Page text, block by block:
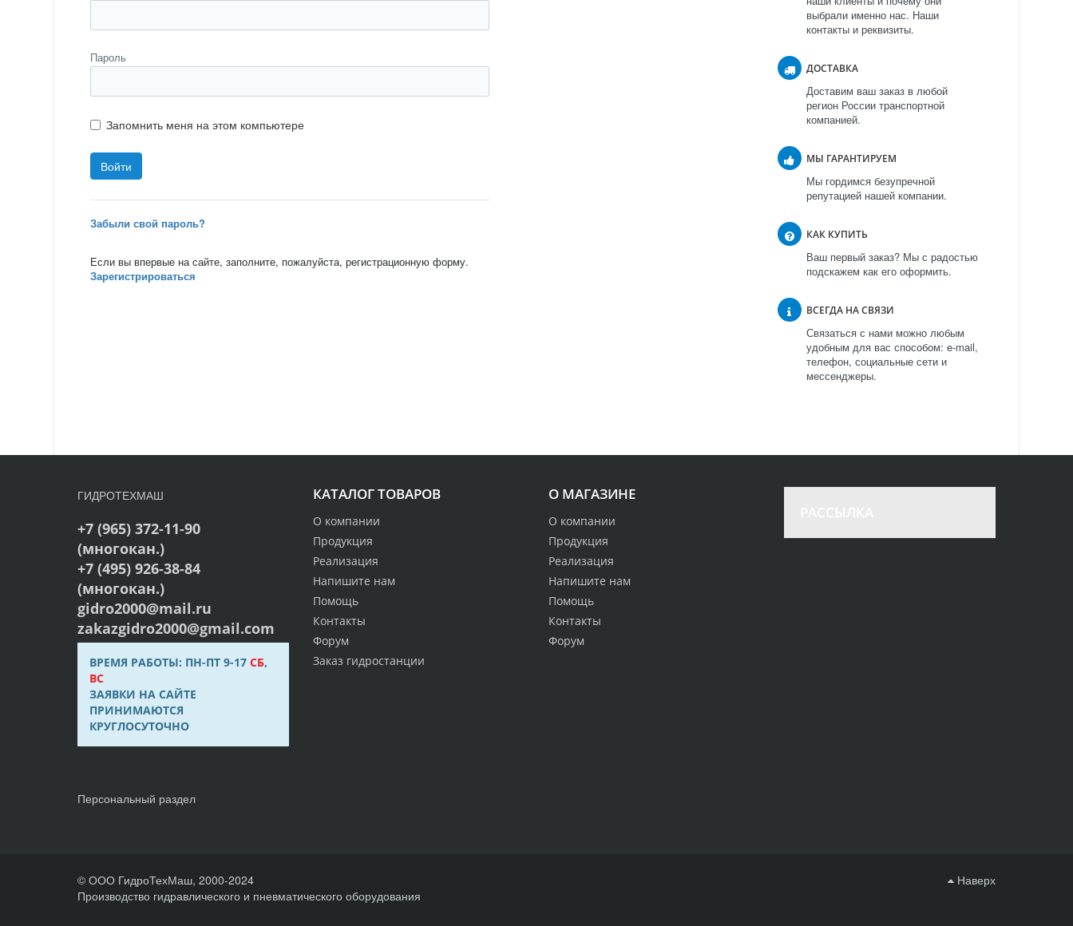
Пароль
Запомнить меня на этом компьютере
Забыли свой пароль?
Если вы впервые на сайте, заполните, пожалуйста, регистрационную форму.
Зарегистрироваться
выбрали именно нас. Наши
контакты и реквизиты.
ДОСТАВКА
Доставим ваш заказ в любой
регион России транспортной
компанией.
МЫ ГАРАНТИРУЕМ
Мы гордимся безупречной
репутацией нашей компании.
КАК КУПИТЬ
Ваш первый заказ? Мы с радостью
подскажем как его оформить.
ВСЕГДА НА СВЯЗИ
Связаться с нами можно любым
удобным для вас способом: e-mail,
телефон, социальные сети и
мессенджеры.
О МАГАЗИНЕ
О компании
Продукция
Реализация
Напишите нам
Помощь
Контакты
Форум
КАТАЛОГ ТОВАРОВ
О компании
Продукция
Реализация
Напишите нам
Помощь
Контакты
Форум
Заказ гидростанции
ГИДРОТЕХМАШ
+7 (965) 372-11-90
(многокан.)
+7 (495) 926-38-84
(многокан.)
gidro2000@mail.ru
zakazgidro2000@gmail.com
ВРЕМЯ РАБОТЫ: ПН-ПТ 9-17СБ,
ВС
ЗАЯВКИ НА САЙТЕ
ПРИНИМАЮТСЯ
КРУГЛОСУТОЧНО
Персональный раздел
© ООО ГидроТехМаш, 2000-2024
Производство гидравлического и пневматического оборудования
Наверх